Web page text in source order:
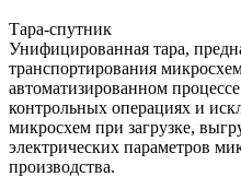
Тара-спутник
Унифицированная тара,
транспортирования
автоматизированном
контрольных операциях и
микросхем при загрузке,
электрических параметров
производства.